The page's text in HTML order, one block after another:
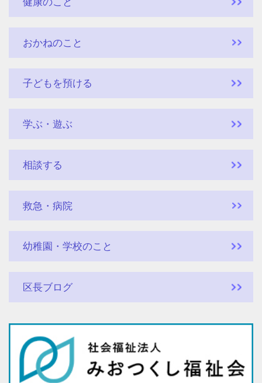
おかねのこと
子どもを預ける
学ぶ・遊ぶ
相談する
救急・病院
幼稚園・学校のこと
区長ブログ